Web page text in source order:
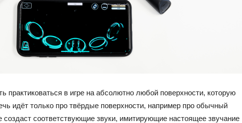
практиковаться в игре на абсолютно любой поверхности, которую
идёт только про твёрдые поверхности, например про обычный
соответствующие звуки, имитирующие настоящее звучание